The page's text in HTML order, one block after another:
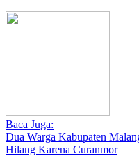
Baca Juga:
Dua Warga Kabupaten
Hilang Karena Curanmor